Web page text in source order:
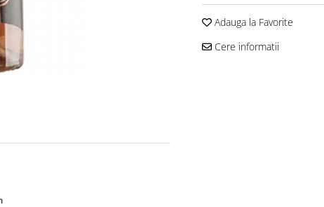
Adauga la Favorite
Cere informatii